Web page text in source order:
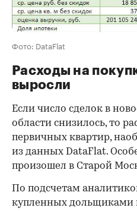
Фото: DataFlat
Расходы на
выросли
Если число сделок в
области снизилось, то
первичных квартир,
из данных DataFlat.
произошел в Старой
По подсчетам
купленных дольщиками